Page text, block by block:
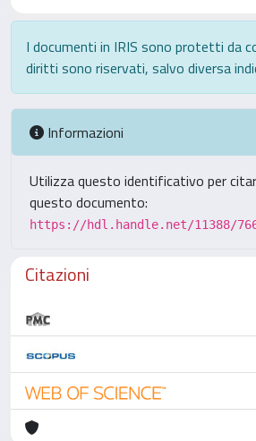
I documenti in IRIS sono protetti da
diritti sono riservati, salvo diversa
Informazioni
Utilizza questo identificativo per
questo documento:
https://hdl.handle.net/11388/
Citazioni